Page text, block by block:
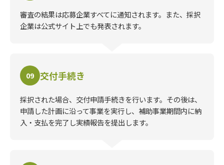
審査の結果は応募企業すべてに通知されます。また、採択
企業は公式サイト上でも発表されます。
09 交付手続き
採択された場合、交付申請手続きを行います。その後は、
申請した計画に沿って事業を実行し、補助事業期間内に納
入・支払を完了し実績報告を提出します。